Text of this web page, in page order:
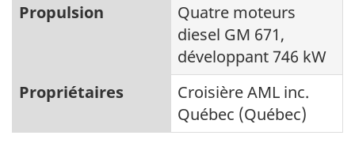
Propulsion
Quatre moteurs
diesel GM 671,
développant 746 kW
Propriétaires
Croisière AML inc.
Québec (Québec)